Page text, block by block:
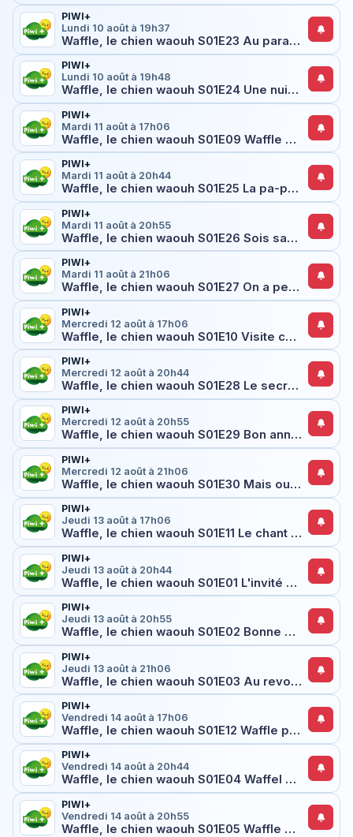
PIWI+
Lundi 10 août à 19h37
Waffle, le chien waouh S01E23 Au paradis des chaussures
PIWI+
Lundi 10 août à 19h48
Waffle, le chien waouh S01E24 Une nuit magique
PIWI+
Mardi 11 août à 17h06
Waffle, le chien waouh S01E09 Waffle et le chien parfait
PIWI+
Mardi 11 août à 20h44
Waffle, le chien waouh S01E25 La pa-patte de l'artiste
PIWI+
Mardi 11 août à 20h55
Waffle, le chien waouh S01E26 Sois sage Waffle !
PIWI+
Mardi 11 août à 21h06
Waffle, le chien waouh S01E27 On a perdu Waffle !
PIWI+
Mercredi 12 août à 17h06
Waffle, le chien waouh S01E10 Visite chez madame Hobson
PIWI+
Mercredi 12 août à 20h44
Waffle, le chien waouh S01E28 Le secret de madame Hobson
PIWI+
Mercredi 12 août à 20h55
Waffle, le chien waouh S01E29 Bon anniversaire Waffle !
PIWI+
Mercredi 12 août à 21h06
Waffle, le chien waouh S01E30 Mais oui, on t'aime Waffle !
PIWI+
Jeudi 13 août à 17h06
Waffle, le chien waouh S01E11 Le chant de Waffle
PIWI+
Jeudi 13 août à 20h44
Waffle, le chien waouh S01E01 L'invité surprise
PIWI+
Jeudi 13 août à 20h55
Waffle, le chien waouh S01E02 Bonne nuit, Waffle !
PIWI+
Jeudi 13 août à 21h06
Waffle, le chien waouh S01E03 Au revoir, Waffle ?
PIWI+
Vendredi 14 août à 17h06
Waffle, le chien waouh S01E12 Waffle part à l'aventure
PIWI+
Vendredi 14 août à 20h44
Waffle, le chien waouh S01E04 Waffel part en expédition
PIWI+
Vendredi 14 août à 20h55
Waffle, le chien waouh S01E05 Waffle n'est plus un bébé